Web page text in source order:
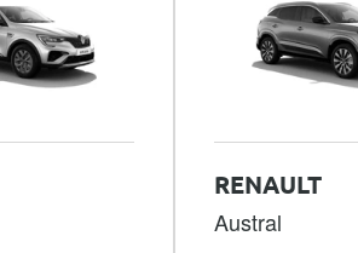
RENAULT
Austral